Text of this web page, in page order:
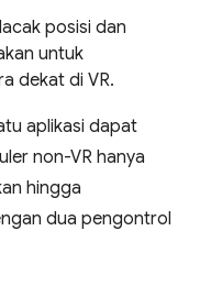
posisi dan
untuk
dekat di VR.
aplikasi dapat
non-VR hanya
hingga
dua pengontrol